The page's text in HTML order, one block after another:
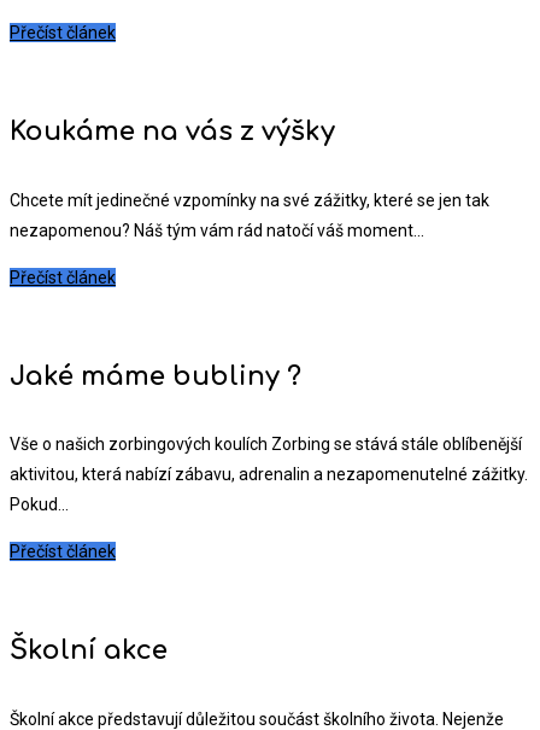
Přečíst článek
Koukáme na vás z výšky
Chcete mít jedinečné vzpomínky na své zážitky, které se jen tak
nezapomenou? Náš tým vám rád natočí váš moment...
Přečíst článek
Jaké máme bubliny ?
Vše o našich zorbingových koulích Zorbing se stává stále oblíbenější
aktivitou, která nabízí zábavu, adrenalin a nezapomenutelné zážitky.
Pokud...
Přečíst článek
Školní akce
Školní akce představují důležitou součást školního života. Nejenže